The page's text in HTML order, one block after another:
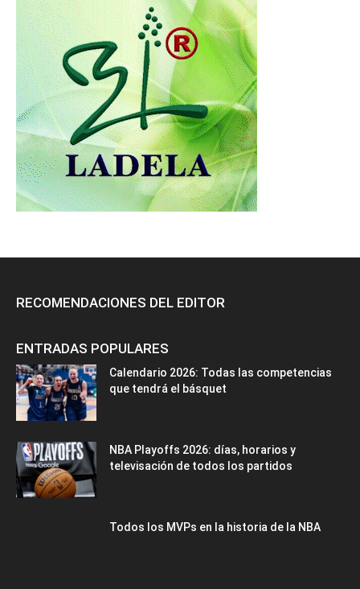
RECOMENDACIONES DEL EDITOR
ENTRADAS POPULARES
Calendario 2026: Todas las competencias
que tendrá el básquet
NBA Playoffs 2026: días, horarios y
televisación de todos los partidos
Todos los MVPs en la historia de la NBA